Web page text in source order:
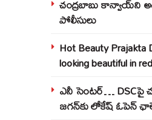
చంద్రబాబు కాన్వాయ్‌ని
పోలీసులు
Hot Beauty Prajakta
looking beautiful in
ఎనీ సెంటర్‌… DSCపై
జగన్‌కు లోకేష్‌ ఓపెన్